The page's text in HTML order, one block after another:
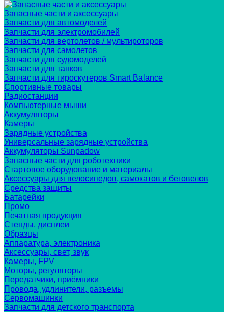
Запасные части и аксессуары
Запчасти для автомоделей
Запчасти для электромобилей
Запчасти для вертолетов / мультироторов
Запчасти для самолетов
Запчасти для судомоделей
Запчасти для танков
Запчасти для гироскутеров Smart Balance
Спортивные товары
Радиостанции
Компьютерные мыши
Аккумуляторы
Камеры
Зарядные устройства
Универсальные зарядные устройства
Аккумуляторы Sunpadow
Запасные части для роботехники
Стартовое оборудование и материалы
Аксессуары для велосипедов, самокатов и беговелов
Средства защиты
Батарейки
Промо
Печатная продукция
Стенды, дисплеи
Образцы
Аппаратура, электроника
Аксессуары, свет, звук
Камеры, FPV
Моторы, регуляторы
Передатчики, приёмники
Провода, удлинители, разъемы
Сервомашинки
Запчасти для детского транспорта